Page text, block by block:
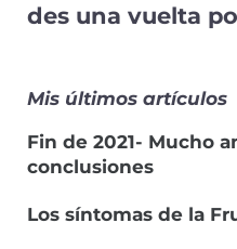
des una vuelta
Mis últimos artículos
Fin de 2021- Mucho
conclusiones
Los síntomas de la